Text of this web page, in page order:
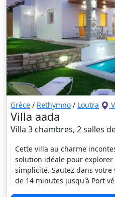
Grèce / Rethymno / Loutra
Villa aada
Villa 3 chambres, 2 salles
Cette villa au charme
solution idéale pour
simplicité. Sautez dans
de 14 minutes jusqu'à Port